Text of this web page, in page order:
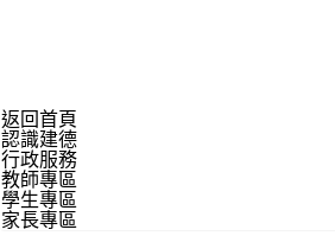
返回首頁
認識建德
行政服務
教師專區
學生專區
家長專區